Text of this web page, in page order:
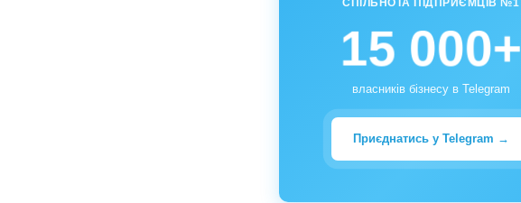
15 000+
власників бізнесу в Telegram
Приєднатись у Telegram →